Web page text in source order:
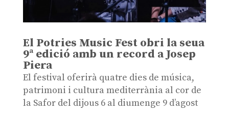
El Potries Music Fest obri la seua
9ª edició amb un record a Josep
Piera
El festival oferirà quatre dies de música,
patrimoni i cultura mediterrània al cor de
la Safor del dijous 6 al diumenge 9 d’agost